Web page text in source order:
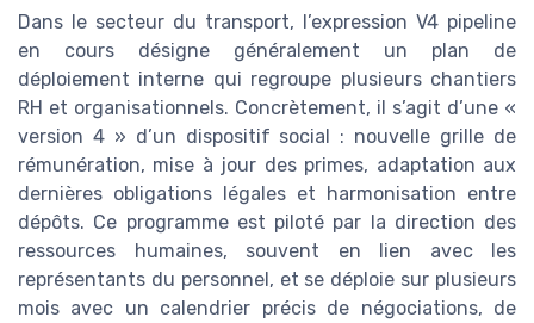
Dans le secteur du transport, l’expression V4 pipeline
en cours désigne généralement un plan de
déploiement interne qui regroupe plusieurs chantiers
RH et organisationnels. Concrètement, il s’agit d’une «
version 4 » d’un dispositif social : nouvelle grille de
rémunération, mise à jour des primes, adaptation aux
dernières obligations légales et harmonisation entre
dépôts. Ce programme est piloté par la direction des
ressources humaines, souvent en lien avec les
représentants du personnel, et se déploie sur plusieurs
mois avec un calendrier précis de négociations, de